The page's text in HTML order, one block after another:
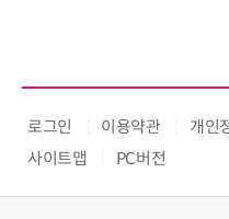
로그인 이용약관 개인
사이트맵
PC버전